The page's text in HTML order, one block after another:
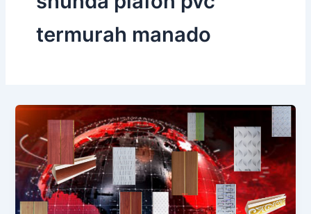
termurah manado